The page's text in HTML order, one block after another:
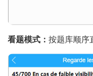
看题模式： 按题库顺序